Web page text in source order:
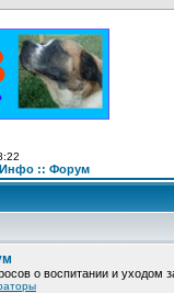
:: Форум
о воспитании и уходом